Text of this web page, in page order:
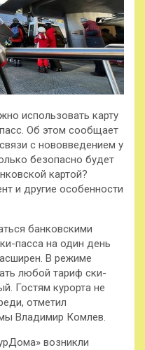
использовать карту
Об этом сообщает
с нововведением у
безопасно будет
картой?
и другие особенности
банковскими
пасса на один день
В режиме
любой тариф ски-
Гостям курорта не
отметил
Владимир Комлев.
возникли